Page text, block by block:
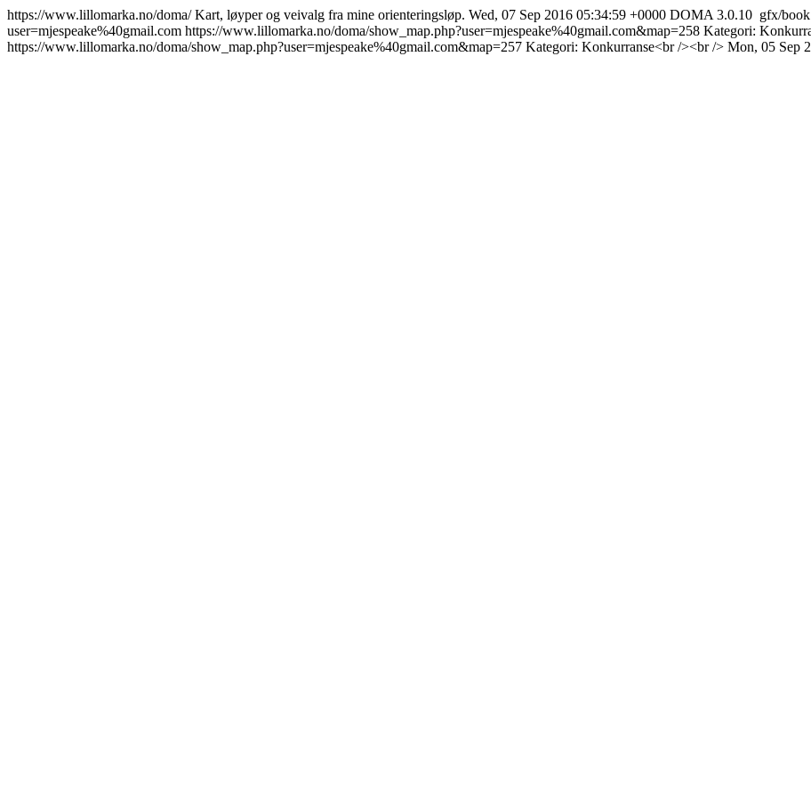
https://www.lillomarka.no/doma/Kart, løyper og veivalg fra mine orienteringsløp. Wed, 07 Sep 2016 05:34:59 +0000 DOMA 3.0.10 gfx/
user=mjespeake%40gmail.com https://www.lillomarka.no/doma/show_map.php?user=mjespeake%40gmail.com&map=258 Kategori:
https://www.lillomarka.no/doma/show_map.php?user=mjespeake%40gmail.com&map=257 Kategori: Konkurranse<br /><br /> Mon, 05 Sep